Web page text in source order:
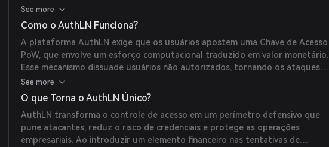
Proof-of-Work (PoW) patenteada, AuthLN transfere o ônus econômico
para os atacantes, melhorando assim a postura de segurança das
See more
Como o AuthLN Funciona?
A plataforma AuthLN exige que os usuários apostem uma Chave de Acesso
PoW, que envolve um esforço computacional traduzido em valor monetário.
Esse mecanismo dissuade usuários não autorizados, tornando os ataques
financeiramente proibitivos. O sistema integra-se perfeitamente com os
atuais frameworks de Gerenciamento de Identidade e Acesso (IAM),
adicionando uma camada extra de segurança sem precisar reformular as
infraestruturas existentes.
See more
O que Torna o AuthLN Único?
AuthLN transforma o controle de acesso em um perímetro defensivo que
pune atacantes, reduz o risco de credenciais e protege as operações
empresariais. Ao introduzir um elemento financeiro nas tentativas de